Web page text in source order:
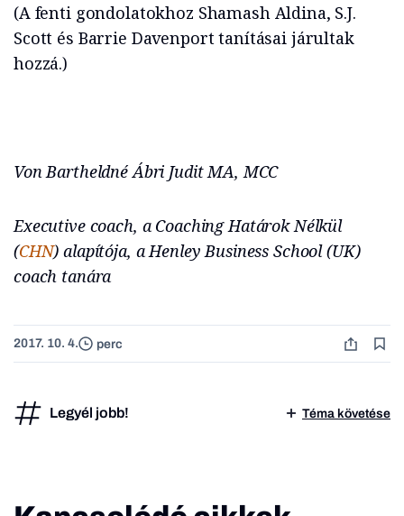
(A fenti gondolatokhoz Shamash Aldina, S.J.
Scott és Barrie Davenport tanításai járultak
hozzá.)
Von Bartheldné Ábri Judit MA, MCC
Executive coach, a Coaching Határok Nélkül
(CHN) alapítója, a Henley Business School (UK)
coach tanára
2017. 10. 4. perc
Legyél jobb! Téma követése